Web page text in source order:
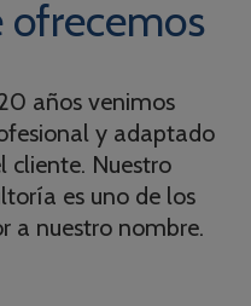
ofrecemos
años venimos
y adaptado
cliente. Nuestro
es uno de los
a nuestro nombre.